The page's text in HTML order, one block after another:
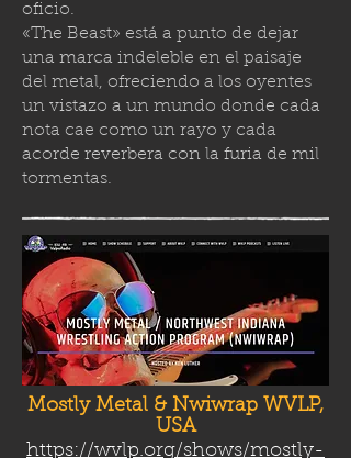
oficio.
«The Beast» está a punto de dejar
una marca indeleble en el paisaje
del metal, ofreciendo a los oyentes
un vistazo a un mundo donde cada
nota cae como un rayo y cada
acorde reverbera con la furia de mil
tormentas.
Mostly Metal & Nwiwrap WVLP,
USA
https://wvlp.org/shows/mostly-